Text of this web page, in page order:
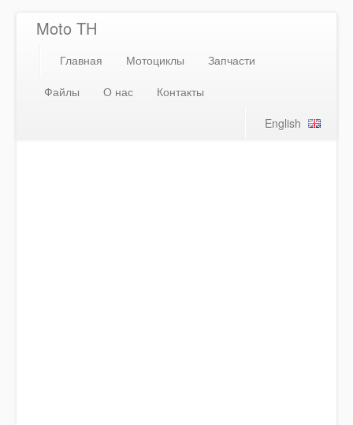
Moto TH
Главная Мотоциклы
Запчасти
Файлы
О нас
Контакты
English